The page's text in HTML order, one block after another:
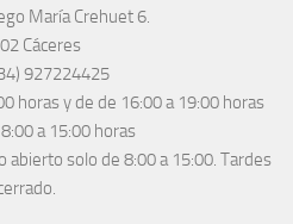
María Crehuet 6.
Cáceres
927224425
horas y de de 16:00 a 19:00 horas
a 15:00 horas
abierto solo de 8:00 a 15:00. Tardes